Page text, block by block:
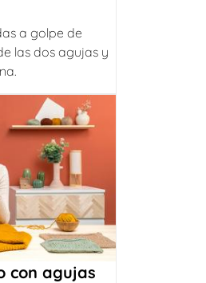
a golpe de
las dos agujas y
con agujas